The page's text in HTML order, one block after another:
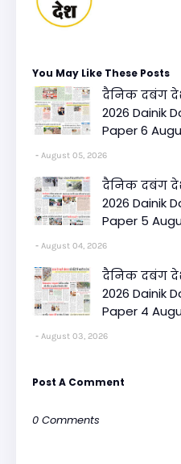
You May Like These Posts
दैनिक दबंग
2026 Dainik
Paper 6
August 05, 2026
दैनिक दबंग
2026 Dainik
Paper 5
August 04, 2026
दैनिक दबंग
2026 Dainik
Paper 4
August 03, 2026
Post A Comment
0 Comments